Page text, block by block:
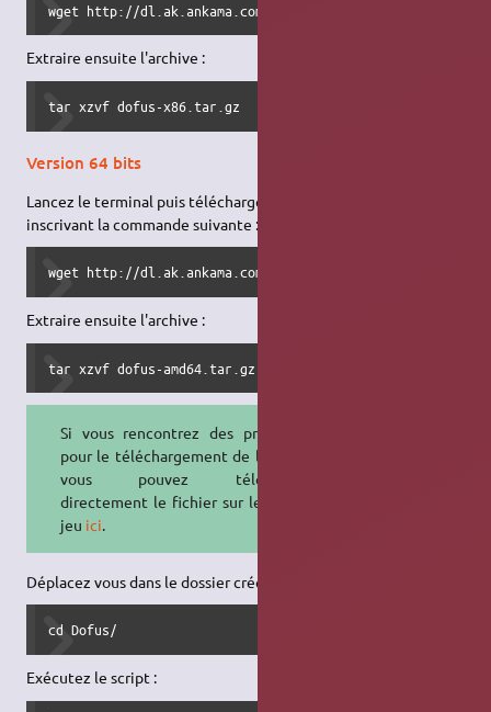
wget http://dl.ak.ankama.com/games/installers/dofus-
Extraire ensuite l'archive :
tar xzvf dofus-x86.tar.gz
Version 64 bits
Lancez le terminal puis téléchargez l'archive Dofus en
inscrivant la commande suivante :
wget http://dl.ak.ankama.com/games/installers/dofus-
Extraire ensuite l'archive :
tar xzvf dofus-amd64.tar.gz
Si vous rencontrez des problèmes
pour le téléchargement de l'archive,
vous pouvez télécharger
directement le fichier sur le site du
jeu ici.
Déplacez vous dans le dossier créé :
cd Dofus/
Exécutez le script :